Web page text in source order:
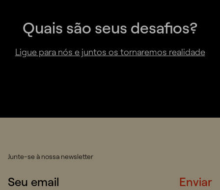
Quais são seus desafios?
Ligue para nós e juntos os tornaremos realidade
Junte-se à nossa newsletter
Enviar